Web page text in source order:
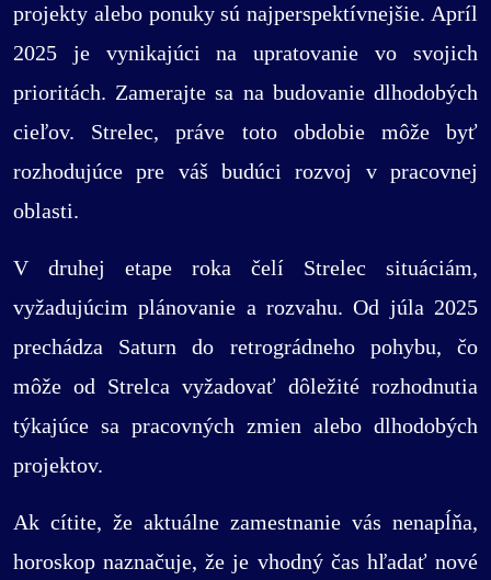
projekty alebo ponuky sú najperspektívnejšie. Apríl
2025 je vynikajúci na upratovanie vo svojich
prioritách. Zamerajte sa na budovanie dlhodobých
cieľov. Strelec, práve toto obdobie môže byť
rozhodujúce pre váš budúci rozvoj v pracovnej
oblasti.
V druhej etape roka čelí Strelec situáciám,
vyžadujúcim plánovanie a rozvahu. Od júla 2025
prechádza Saturn do retrográdneho pohybu, čo
môže od Strelca vyžadovať dôležité rozhodnutia
týkajúce sa pracovných zmien alebo dlhodobých
projektov.
Ak cítite, že aktuálne zamestnanie vás nenapĺňa,
horoskop naznačuje, že je vhodný čas hľadať nové